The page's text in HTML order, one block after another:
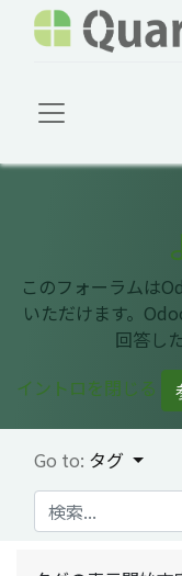
このフォーラムは
いただけます。
回答し
イントロを閉じる
Go to: タグ